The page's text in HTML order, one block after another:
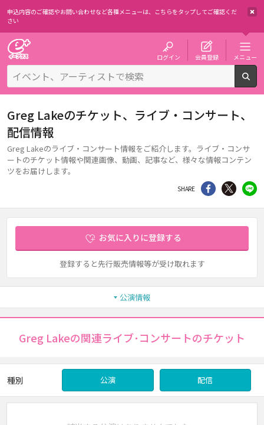
申込内容のご確認やお問い合わせなど各種メニューは、 こちらをタップしてご確認くだ
さい
ログイン 会員登録 メニュー
Greg Lakeのチケット、ライブ・コンサート、
配信情報
Greg Lakeのライブ・コンサート情報をご紹介します。ライブ・コンサ
ートのチケット情報や関連画像、動画、記事など、様々な情報コンテン
ツをお届けします。
SHARE シェア Twitter
お気に入りに登録する
登録すると先行販売情報等が受け取れます
公演情報
Greg Lakeの関連ライブ･コンサートのチケット
種別 公演 配信